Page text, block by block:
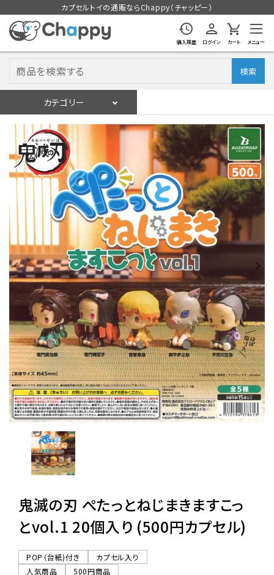
カプセルトイの通販ならChappy（チャッピー）
購入履歴 ログイン カート メニュー
検索
カテゴリー
ログイン 会員登録
入荷スケジュールをチェック
カプセルトイマシン本体
カプセルトイ
販促用空カプセル
レンタル
景品・玩具・文具
販促用カプセルトイ
よくあるご質問
06-6282-7659
鬼滅の刃 ぺたっとねじまきますこっ
とvol.1 20個入り (500円カプセル)
POP（台紙)付き
カプセル入り
人気商品
500円商品